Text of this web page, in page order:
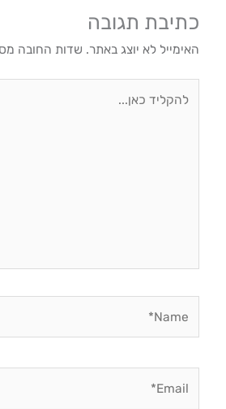
כתיבת תגובה
האימייל לא יוצג באתר. שדות החובה